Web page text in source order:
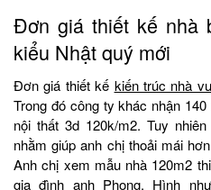
Đơn giá thiết kế nhà
kiểu Nhật quý mới
Đơn giá thiết kế kiến trúc nhà
Trong đó công ty khác nhận
nội thất 3d 120k/m2. Tuy
nhằm giúp anh chị thoải mái
Anh chị xem mẫu nhà 120m2
gia đình anh Phong. Hình